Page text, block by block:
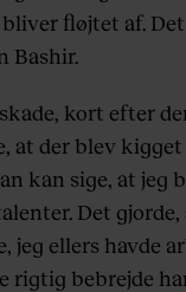
fløjtet af.
Bashir.
kort efter
at der blev
kan sige, at jeg
Det
jeg ellers havde
rigtig bebrejde